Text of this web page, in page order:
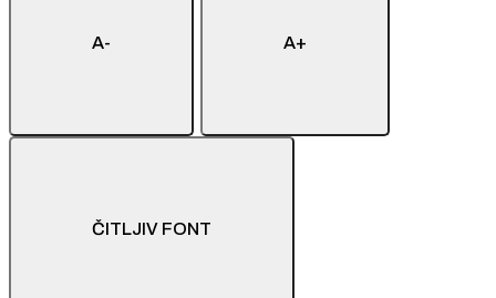
A- A+
ČITLJIV FONT